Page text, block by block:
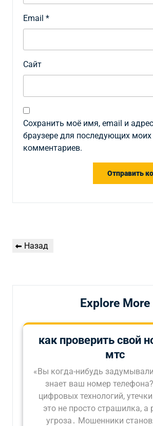
Email *
Сайт
Сохранить моё имя, email и
браузере для последующих моих
комментариев.
по
Предыдущая
Назад
Explore More
как проверить свой
мтс
«Вы когда-нибудь
знает ваш номер
цифровых технологий,
это не просто страшилка, а
угроза․ Мошенники